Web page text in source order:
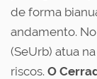
de forma
andamento.
(SeUrb) atua
riscos. O